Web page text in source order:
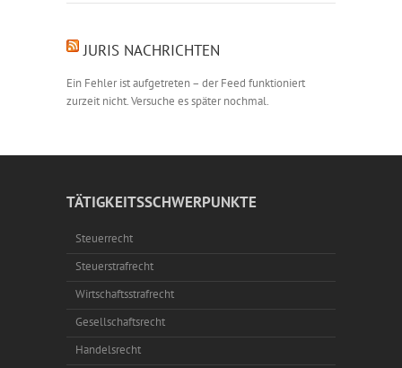
JURIS NACHRICHTEN
Ein Fehler ist aufgetreten – der Feed funktioniert
zurzeit nicht. Versuche es später nochmal.
TÄTIGKEITSSCHWERPUNKTE
Steuerrecht
Steuerstrafrecht
Wirtschaftsstrafrecht
Gesellschaftsrecht
Handelsrecht